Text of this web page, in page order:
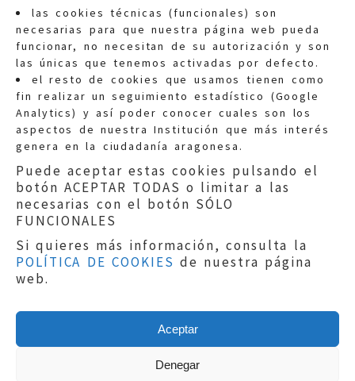
las cookies técnicas (funcionales) son
necesarias para que nuestra página web pueda
funcionar, no necesitan de su autorización y son
las únicas que tenemos activadas por defecto.
el resto de cookies que usamos tienen como
fin realizar un seguimiento estadístico (Google
Analytics) y así poder conocer cuales son los
aspectos de nuestra Institución que más interés
genera en la ciudadanía aragonesa.
Puede aceptar estas cookies pulsando el
botón ACEPTAR TODAS o limitar a las
necesarias con el botón SÓLO
FUNCIONALES
Si quieres más información, consulta la
POLÍTICA DE COOKIES de nuestra página
web.
Aceptar
Denegar
Quejas:quejas@eljusticiadearagon.es
Información general:
informacion@eljusticiadearagon.es
Teléfonos:900 210 210/
Aviso legal|Política de privacidad|
Protección de Datos
Política de cookies
Copyright © 2019El Justicia de Aragón|
Sephor Consulting